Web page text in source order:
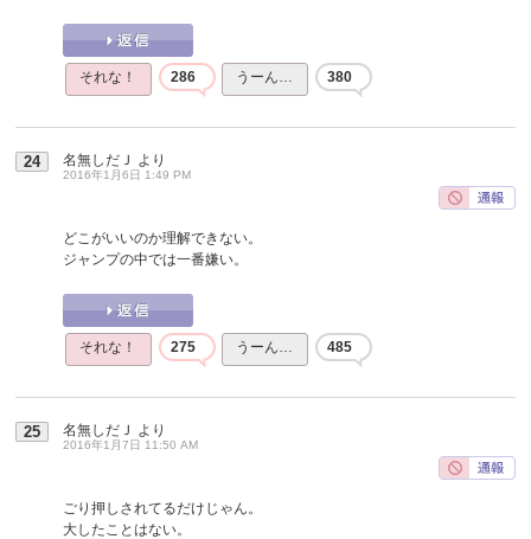
それな！ 286 うーん… 380
24 名無しだＪ より
2016年1月6日 1:49 PM
どこがいいのか理解できない。
ジャンプの中では一番嫌い。
それな！ 275 うーん… 485
25 名無しだＪ より
2016年1月7日 11:50 AM
ごり押しされてるだけじゃん。
大したことはない。